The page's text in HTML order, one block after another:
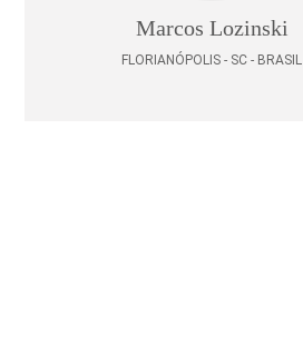
Marcos Lozinski
FLORIANÓPOLIS - SC - BRASIL